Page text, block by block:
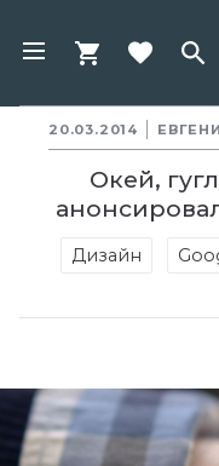
20.03.2014
Окей,
Дизайн